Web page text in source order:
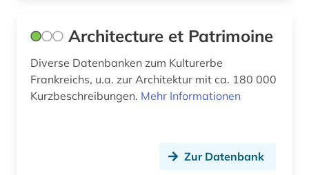
förderverein (1)
garten (1)
Architecture et Patrimoine
Diverse Datenbanken zum Kulturerbe
Frankreichs, u.a. zur Architektur mit ca. 180 000
Kurzbeschreibungen. Mehr Informationen
Zur Datenbank